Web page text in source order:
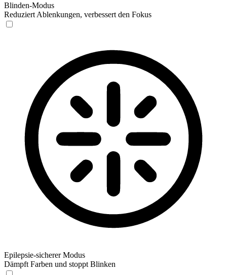
Blinden-Modus
Reduziert Ablenkungen, verbessert den Fokus
Epilepsie-sicherer Modus
Dämpft Farben und stoppt Blinken